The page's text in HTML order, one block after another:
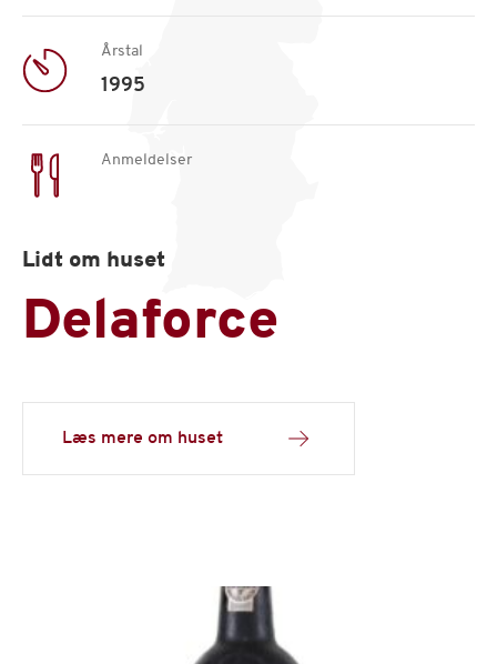
Årstal
1995
Anmeldelser
Lidt om huset
Delaforce
Læs mere om huset